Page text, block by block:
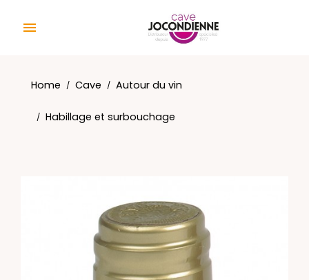

Home Cave Autour du vin
Habillage et surbouchage